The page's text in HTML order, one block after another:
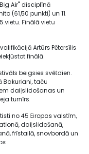
Air" disciplīnā
(61,50 punkti) un 11.
Finālā vietu
Artūrs Pētersīlis
finālā.
beigsies svētdien.
Bakuriani, taču
daiļslidošanas un
turnīrs.
no 45 Eiropas valstīm,
daiļslidošanā,
frīstailā, snovbordā un